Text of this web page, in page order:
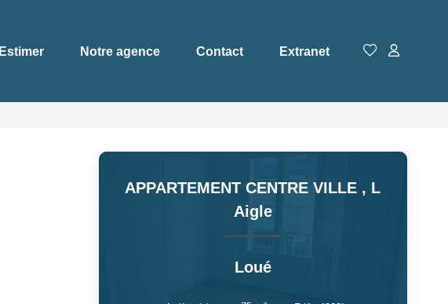
Estimer Notre agence Contact Extranet
APPARTEMENT CENTRE VILLE , L
Aigle
Loué